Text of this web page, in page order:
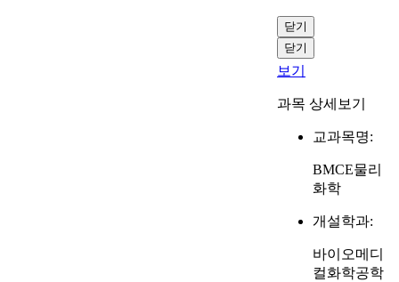
닫기
닫기
보기
과목 상세보기
교과목명:
BMCE물리
화학
개설학과:
바이오메디
컬화학공학